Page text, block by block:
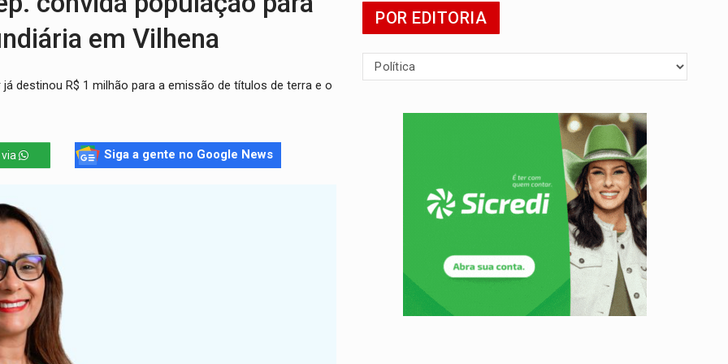
Antônio Ocampo conduz a história de uma ferrovia desgovernada
ao Iphan recuperação de área atingida por erosão na EFMM
de carne assada para o almoço e o jantar
mistura mistério e filmagens quase reais – Por Marcos Souza
em Vilhena
destinou R$ 1 milhão para a emissão de títulos de terra e o
Siga a gente no Google News
POR EDITORIA